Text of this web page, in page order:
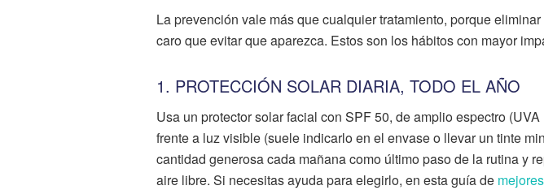
La prevención vale más que cualquier tratamiento, porque
caro que evitar que aparezca. Estos son los hábitos con mayor
1. PROTECCIÓN SOLAR DIARIA, TODO EL AÑO
Usa un protector solar facial con SPF 50, de amplio espectro
frente a luz visible (suele indicarlo en el envase o llevar un tinte
cantidad generosa cada mañana como último paso de la rutina y
aire libre. Si necesitas ayuda para elegirlo, en esta guía de